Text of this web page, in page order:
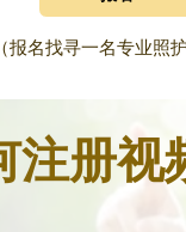
（报名找寻一名专业照
注册视